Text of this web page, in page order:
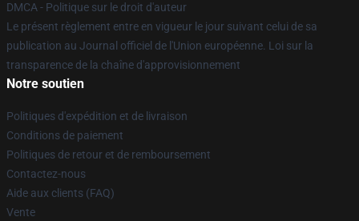
DMCA - Politique sur le droit d'auteur
Le présent règlement entre en vigueur le jour suivant celui de sa
publication au Journal officiel de l'Union européenne. Loi sur la
transparence de la chaîne d'approvisionnement
Notre soutien
Politiques d'expédition et de livraison
Conditions de paiement
Politiques de retour et de remboursement
Contactez-nous
Aide aux clients (FAQ)
Vente